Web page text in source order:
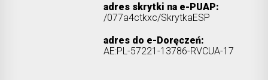
adres skrytki na e-PUAP:
/077a4ctkxc/SkrytkaESP
adres do e-Doręczeń:
AE:PL-57221-13786-RVCUA-17